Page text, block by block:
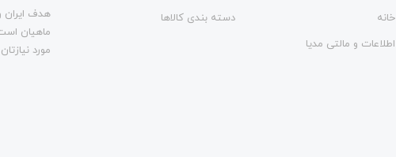
خانه
دسته بندی کالاها
اطلاعات و مالتی مدیا
هدف ایران
ماهیان
مورد